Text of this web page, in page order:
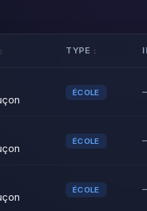
TYPE
ÉCOLE –
ÉCOLE –
ÉCOLE –